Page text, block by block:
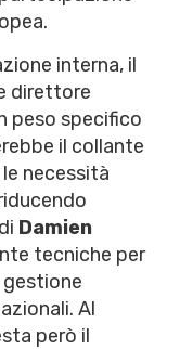
interna, il
direttore
peso specifico
il collante
necessità
Damien
tecniche per
gestione
Al
però il